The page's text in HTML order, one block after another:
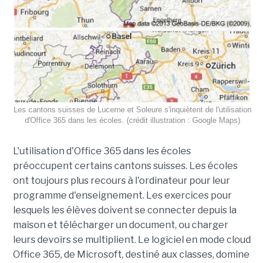
Les cantons suisses de Lucerne et Soleure s'inquiètent de l'utilisation
d'Office 365 dans les écoles. (crédit illustration : Google Maps)
L'utilisation d'Office 365 dans les écoles
préoccupent certains cantons suisses. Les écoles
ont toujours plus recours à l'ordinateur pour leur
programme d'enseignement. Les exercices pour
lesquels les élèves doivent se connecter depuis la
maison et télécharger un document, ou charger
leurs devoirs se multiplient. Le logiciel en mode cloud
Office 365, de Microsoft, destiné aux classes, domine